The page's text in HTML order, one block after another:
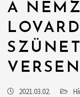
A
2021.03.02.